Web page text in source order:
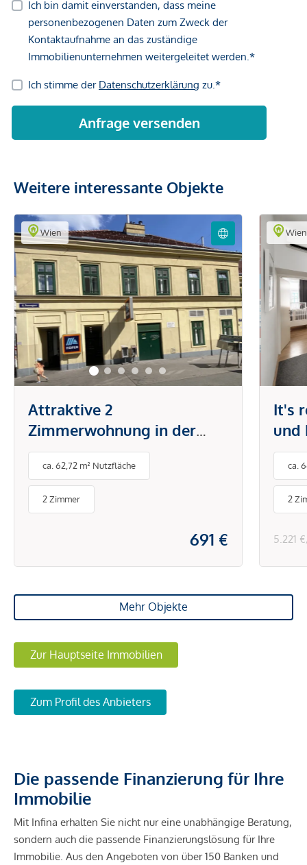
Weitere interessante Objekte
Wien
Attraktive 2
Zimmerwohnung in der
Brunnengasse
ca. 62,72 m² Nutzfläche
2 Zimmer
691 €
Wien
It's
und
&
ca.
2
5.221
Mehr Objekte
Zur Hauptseite Immobilien
Zum Profil des Anbieters
Die passende Finanzierung für Ihre
Immobilie
Mit Infina erhalten Sie nicht nur eine unabhängige Beratung,
sondern auch die passende Finanzierungslösung für Ihre
Immobilie. Aus den Angeboten von über 150 Banken und